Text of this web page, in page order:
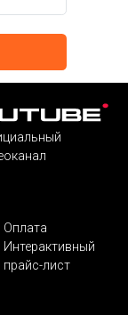
Оплата
Интерактивный
прайс-лист